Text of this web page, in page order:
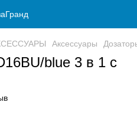
Аксессуары
blue 3 в 1 с